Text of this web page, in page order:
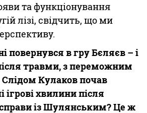
та функціонування
лізі, свідчить, що ми
повернувся в гру Бєляєв – і
травми, з переможним
Кулаков почав
хвилини після
із Шулянським? Це ж